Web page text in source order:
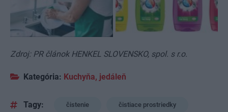
Zdroj: PR článok HENKEL SLOVENSKO, spol. s r.o.
Kategória: Kuchyňa, jedáleň
Tagy: čistenie čistiace prostriedky